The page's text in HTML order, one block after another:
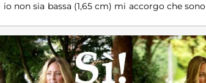
non sia bassa (1,65 cm) mi accorgo che